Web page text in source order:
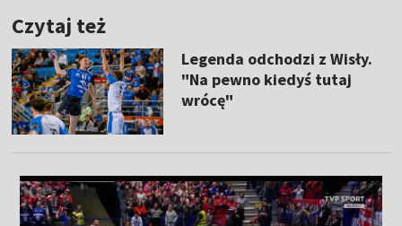
Czytaj też
Legenda odchodzi z Wisły.
"Na pewno kiedyś tutaj
wrócę"